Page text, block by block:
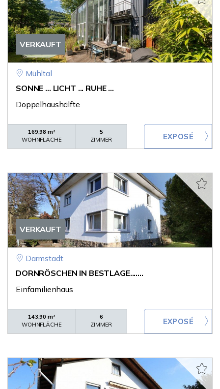
VERKAUFT
Mühltal
SONNE ... LICHT ... RUHE ...
Doppelhaushälfte
169,98 m²
WOHNFLÄCHE
5
ZIMMER
VERKAUFT
Darmstadt
DORNRÖSCHEN IN BESTLAGE.......
Einfamilienhaus
143,90 m²
WOHNFLÄCHE
6
ZIMMER